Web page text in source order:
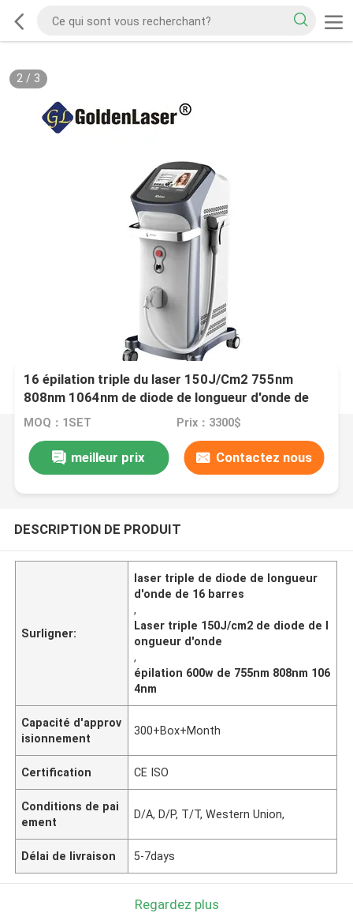
2/ 3
16 épilation triple du laser 150J/Cm2 755nm
808nm 1064nm de diode de longueur d'onde de
barres
MOQ：1SET Prix：3300$
meilleur prix Contactez nous
DESCRIPTION DE PRODUIT
Surligner:
laser triple de diode de longueur
d'onde de 16 barres
,
Laser triple 150J/cm2 de diode de l
ongueur d'onde
,
épilation 600w de 755nm 808nm 106
4nm
Capacité d'approv
isionnement
300+Box+Month
Certification CE ISO
Conditions de pai
ement
D/A, D/P, T/T, Western Union,
Délai de livraison 5-7days
Regardez plus